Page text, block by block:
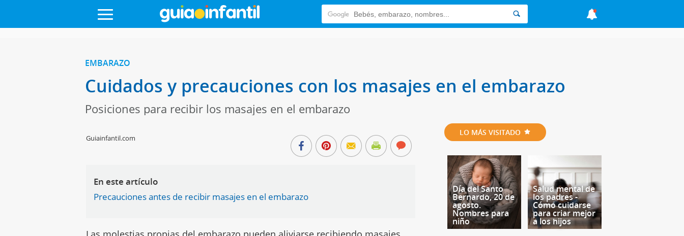
EMBARAZO
Cuidados y precauciones con los masajes en el embarazo
Posiciones para recibir los masajes en el embarazo
Guiainfantil.com
En este artículo
Precauciones antes de recibir masajes en el embarazo
LO MÁS VISITADO
Día del Santo
Bernardo, 20 de
agosto.
Nombres para
niño
Salud mental de
los padres -
Cómo cuidarse
para criar mejor
a los hijos